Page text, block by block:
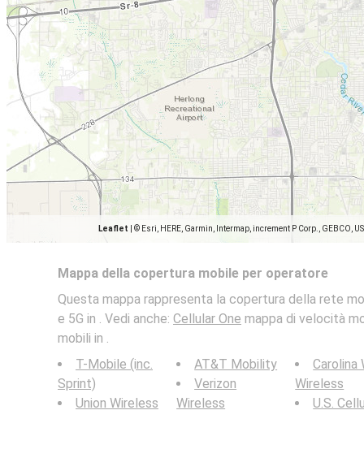
Leaflet © Esri, HERE, Garmin, Intermap, increment P Corp., GEBCO,
Mappa della copertura mobile per operatore
Questa mappa rappresenta la copertura della rete
e 5G in . Vedi anche: Cellular One mappa di velocità
mobili in .
T-Mobile (inc.
Sprint)
Union Wireless
AT&T Mobility
Verizon
Wireless
Carolina
Wireless
U.S.